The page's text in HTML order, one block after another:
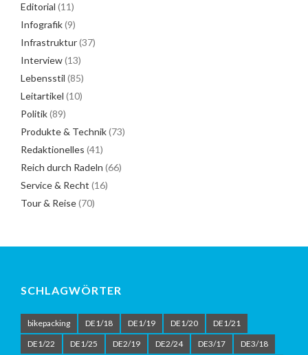
Editorial (11)
Infografik(9)
Infrastruktur(37)
Interview(13)
Lebensstil (85)
Leitartikel (10)
Politik(89)
Produkte & Technik(73)
Redaktionelles (41)
Reich durch Radeln (66)
Service & Recht (16)
Tour & Reise(70)
SCHLAGWÖRTER
bikepacking DE1/18 DE1/19 DE1/20
DE1/21
DE1/22
DE1/25 DE2/19 DE2/24 DE3/17
DE3/18